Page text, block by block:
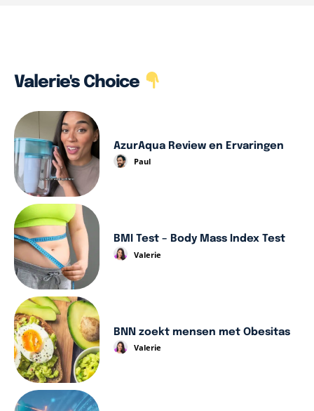
Valerie's Choice
AzurAqua Review en Ervaringen
Paul
BMI Test – Body Mass Index Test
Valerie
BNN zoekt mensen met Obesitas
Valerie